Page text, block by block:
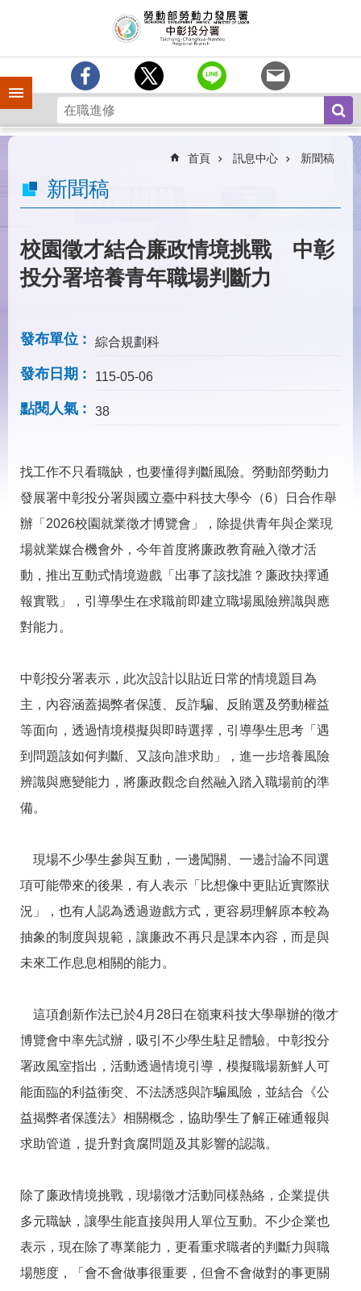
手機側欄
中
分
簡
業
務
為
民
常
見
問
區
網
站
導
覽
回
首
頁
English
民
意
信
常
見
問
答
雙
語
詞
彙
RSS
私
政
策
府
開
放
宣
告
聯
首頁 訊息中心 新聞稿
新聞稿
校園徵才結合廉政情境挑戰 中彰
投分署培養青年職場判斷力
發布單位 綜合規劃科
發布日期 115-05-06
點閱人氣 38
找工作不只看職缺，也要懂得判斷風險。勞動部勞動力
發展署中彰投分署與國立臺中科技大學今（6）日合作舉
辦「2026校園就業徵才博覽會」，除提供青年與企業現
場就業媒合機會外，今年首度將廉政教育融入徵才活
動，推出互動式情境遊戲「出事了該找誰？廉政抉擇通
報實戰」，引導學生在求職前即建立職場風險辨識與應
對能力。
中彰投分署表示，此次設計以貼近日常的情境題目為
主，內容涵蓋揭弊者保護、反詐騙、反賄選及勞動權益
等面向，透過情境模擬與即時選擇，引導學生思考「遇
到問題該如何判斷、又該向誰求助」，進一步培養風險
辨識與應變能力，將廉政觀念自然融入踏入職場前的準
備。
現場不少學生參與互動，一邊闖關、一邊討論不同選
項可能帶來的後果，有人表示「比想像中更貼近實際狀
況」，也有人認為透過遊戲方式，更容易理解原本較為
抽象的制度與規範，讓廉政不再只是課本內容，而是與
未來工作息息相關的能力。
這項創新作法已於4月28日在嶺東科技大學舉辦的徵才
博覽會中率先試辦，吸引不少學生駐足體驗。中彰投分
署政風室指出，活動透過情境引導，模擬職場新鮮人可
能面臨的利益衝突、不法誘惑與詐騙風險，並結合《公
益揭弊者保護法》相關概念，協助學生了解正確通報與
求助管道，提升對貪腐問題及其影響的認識。
除了廉政情境挑戰，現場徵才活動同樣熱絡，企業提供
多元職缺，讓學生能直接與用人單位互動。不少企業也
表示，現在除了專業能力，更看重求職者的判斷力與職
場態度，「會不會做事很重要，但會不會做對的事更關